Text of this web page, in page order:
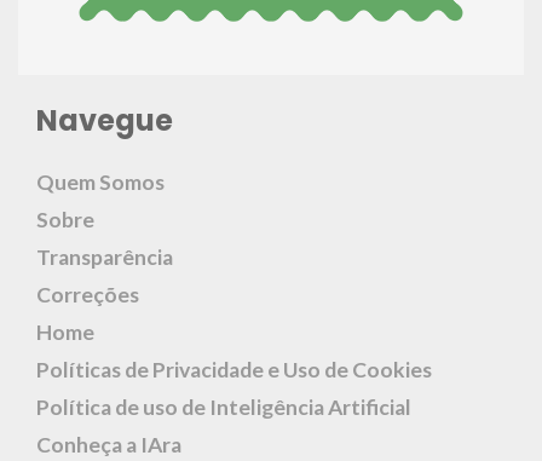
Navegue
Quem Somos
Sobre
Transparência
Correções
Home
Políticas de Privacidade e Uso de Cookies
Política de uso de Inteligência Artificial
Conheça a IAra